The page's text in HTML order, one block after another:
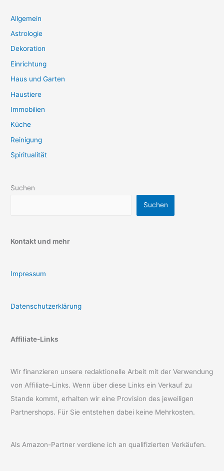
Allgemein
Astrologie
Dekoration
Einrichtung
Haus und Garten
Haustiere
Immobilien
Küche
Reinigung
Spiritualität
Suchen
Suchen
Kontakt und mehr
Impressum
Datenschutzerklärung
Affiliate-Links
Wir finanzieren unsere redaktionelle Arbeit mit der Verwendung
von Affiliate-Links. Wenn über diese Links ein Verkauf zu
Stande kommt, erhalten wir eine Provision des jeweiligen
Partnershops. Für Sie entstehen dabei keine Mehrkosten.
Als Amazon-Partner verdiene ich an qualifizierten Verkäufen.